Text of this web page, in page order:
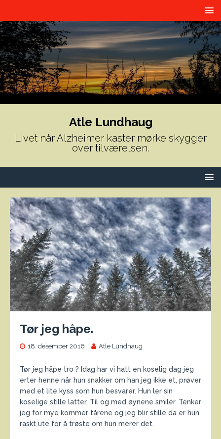
Atle Lundhaug
Livet når Alzheimer kaster mørke skygger
over tilværelsen.
Tør jeg håpe.
18. desember 2016 Atle Lundhaug
Tør jeg håpe tro ? Idag har vi hatt en koselig dag jeg
erter henne når hun snakker om han jeg ikke et, prøver
med et lite kyss som hun besvarer. Hun ler sin
koselige stille latter. Til og med øynene smiler. Tenker
jeg for mye kommer tårene og jeg blir stille da er hun
raskt ute for å trøste om hun merer det.